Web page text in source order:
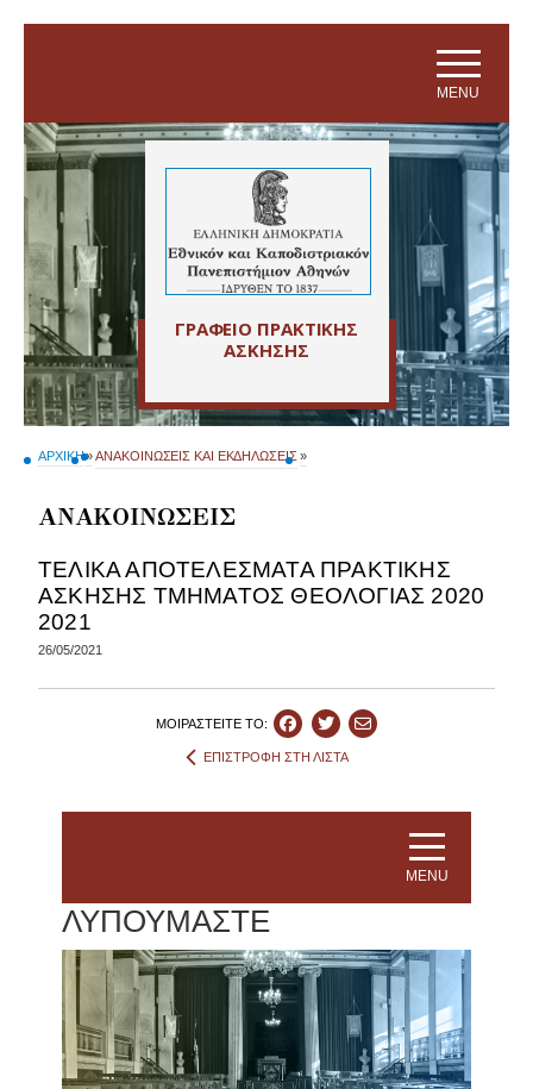
MENU
ΓΡΑΦΕΙΟ ΠΡΑΚΤΙΚΗΣ
ΑΣΚΗΣΗΣ
ΑΡΧΙΚΗ»ΑΝΑΚΟΙΝΩΣΕΙΣ ΚΑΙ ΕΚΔΗΛΩΣΕΙΣ »
ΑΝΑΚΟΙΝΩΣΕΙΣ
ΤΕΛΙΚΑ ΑΠΟΤΕΛΕΣΜΑΤΑ ΠΡΑΚΤΙΚΗΣ
ΑΣΚΗΣΗΣ ΤΜΗΜΑΤΟΣ ΘΕΟΛΟΓΙΑΣ 2020
2021
26/05/2021
ΜΟΙΡΑΣΤEIΤΕ ΤΟ:
ΕΠΙΣΤΡΟΦΗ ΣΤΗ ΛΙΣΤΑ